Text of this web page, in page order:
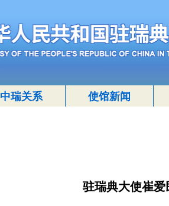
中瑞关系 使馆新闻
驻瑞典大使崔